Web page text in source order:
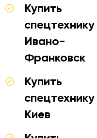
Купить
спецтехнику
Ивано-
Франковск
Купить
спецтехнику
Киев